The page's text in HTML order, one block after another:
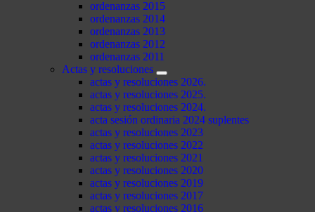
ordenanzas 2015
ordenanzas 2014
ordenanzas 2013
ordenanzas 2012
ordenanzas 2011
Actas y resoluciones
actas y resoluciones 2026.
actas y resoluciones 2025.
actas y resoluciones 2024.
acta sesión ordinaria 2024 suplentes
actas y resoluciones 2023
actas y resoluciones 2022
actas y resoluciones 2021
actas y resoluciones 2020
actas y resoluciones 2019
actas y resoluciones 2017
actas y resoluciones 2016